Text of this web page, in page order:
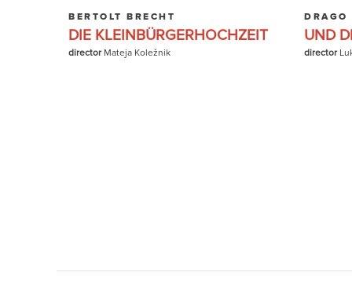
BERTOLT BRECHT
DIE KLEINBÜRGERHOCHZEIT
directorMateja Koležnik
DRAGO
UND
director